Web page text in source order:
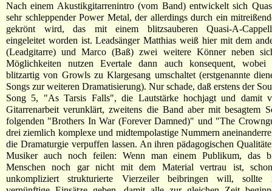
Nach einem Akustikgitarrenintro (vom Band) entwickelt sich
sehr schleppender Power Metal, der allerdings durch ein
gekrönt wird, das mit einem blitzsauberen Quasi-A-
eingeleitet worden ist. Leadsänger Matthias weiß hier mit dem
(Leadgitarre) und Marco (Baß) zwei weitere Könner neben
Möglichkeiten nutzen Evertale dann auch konsequent, wobei
blitzartig von Growls zu Klargesang umschaltet (erstgenannte
Songs zur weiteren Dramatisierung). Nur schade, daß erstens der
Song 5, "As Tarsis Falls", die Lautstärke hochjagt und damit
Gitarrenarbeit verunklärt, zweitens die Band aber mit besagtem
folgenden "Brothers In War (Forever Damned)" und "The
drei ziemlich komplexe und midtempolastige Nummern
die Dramaturgie verpuffen lassen. An ihren pädagogischen
Musiker auch noch feilen: Wenn man einem Publikum, das
Menschen noch gar nicht mit dem Material vertrau ist,
unkompliziert strukturierte Vierzeiler beibringen will, sollte